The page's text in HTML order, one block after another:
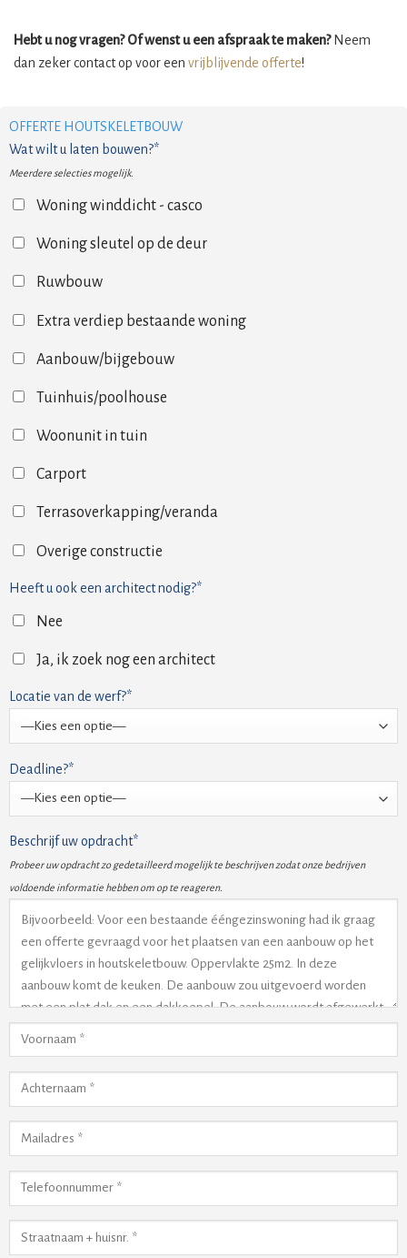
Hebt u nog vragen? Of wenst u een afspraak te maken?Neem
dan zeker contact op voor een vrijblijvende offerte!
OFFERTE HOUTSKELETBOUW
Wat wilt u laten bouwen?*
Meerdere selecties mogelijk.
Woning winddicht - casco
Woning sleutel op de deur
Ruwbouw
Extra verdiep bestaande woning
Aanbouw/bijgebouw
Tuinhuis/poolhouse
Woonunit in tuin
Carport
Terrasoverkapping/veranda
Overige constructie
Heeft u ook een architect nodig?*
Nee
Ja, ik zoek nog een architect
Locatie van de werf?*
Deadline?*
Beschrijf uw opdracht*
Probeer uw opdracht zo gedetailleerd mogelijk te beschrijven zodat onze bedrijven
voldoende informatie hebben om op te reageren.